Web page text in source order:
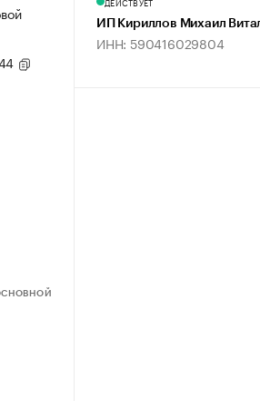
ИП Кириллов Михаил
ИНН: 590416029804